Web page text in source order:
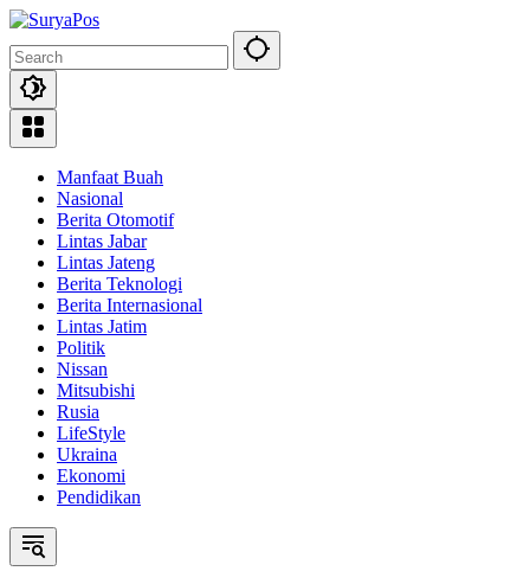
Skip
content
Manfaat Buah
Nasional
Berita Otomotif
Lintas Jabar
Lintas Jateng
Berita Teknologi
Berita Internasional
Lintas Jatim
Politik
Nissan
Mitsubishi
Rusia
LifeStyle
Ukraina
Ekonomi
Pendidikan